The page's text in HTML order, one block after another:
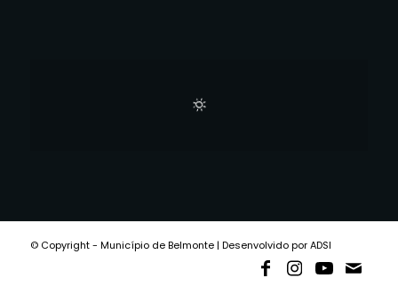
© Copyright - Município de Belmonte | Desenvolvido por ADSI